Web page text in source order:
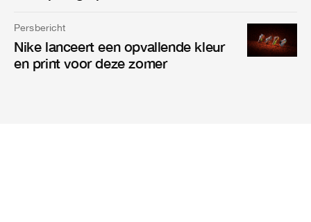
Persbericht
Nike lanceert een opvallende kleur
en print voor deze zomer